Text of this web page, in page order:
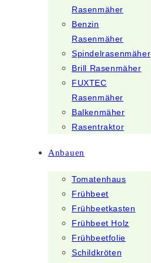
Rasenmäher
Benzin
Rasenmäher
Spindelrasenmäher
Brill Rasenmäher
FUXTEC
Rasenmäher
Balkenmäher
Rasentraktor
Anbauen
Tomatenhaus
Frühbeet
Frühbeetkasten
Frühbeet Holz
Frühbeetfolie
Schildkröten